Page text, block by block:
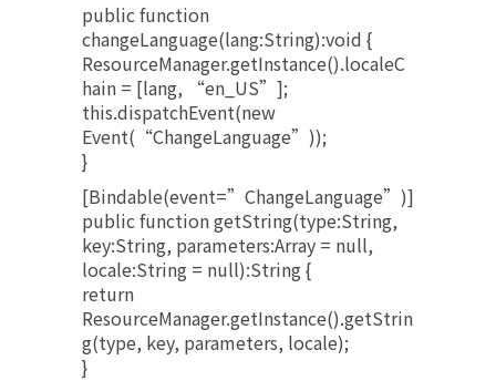
public function
changeLanguage(lang:String):void {
ResourceManager.getInstance().localeC
hain = [lang, “en_US”];
this.dispatchEvent(new
Event(“ChangeLanguage”));
}
[Bindable(event=”ChangeLanguage”)]
public function getString(type:String,
key:String, parameters:Array = null,
locale:String = null):String {
return
ResourceManager.getInstance().getStrin
g(type, key, parameters, locale);
}